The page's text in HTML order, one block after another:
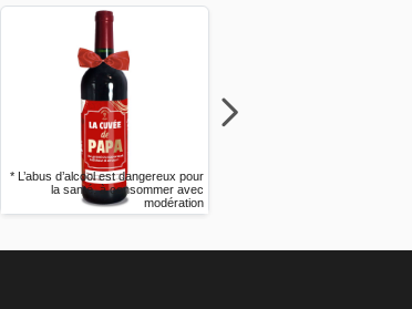
Previous Next Previous